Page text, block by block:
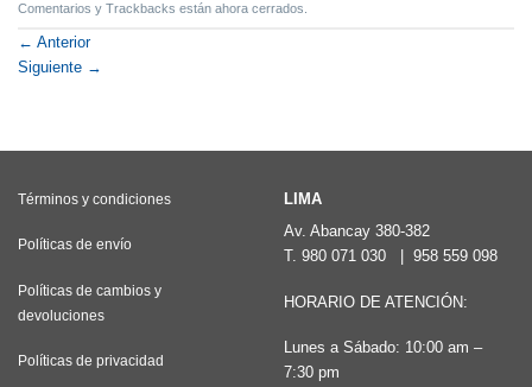
Comentarios y Trackbacks están ahora cerrados.
← Anterior
Siguiente →
Términos y condiciones
Políticas de envío
Políticas de cambios y
devoluciones
Políticas de privacidad
LIMA
Av. Abancay 380-382
T. 980 071 030 958 559 098
HORARIO DE ATENCIÓN:
Lunes a Sábado: 10:00 am –
7:30 pm